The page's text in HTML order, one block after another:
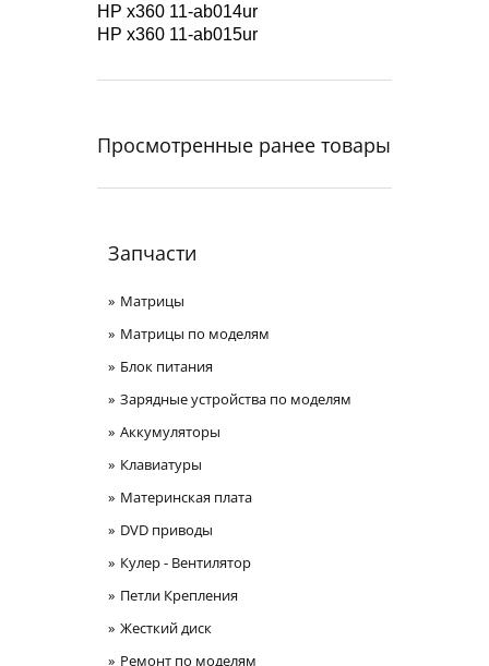
HP x360 11-ab014ur
HP x360 11-ab015ur
Просмотренные ранее товары
Запчасти
Матрицы
Матрицы по моделям
Блок питания
Зарядные устройства по моделям
Аккумуляторы
Клавиатуры
Материнская плата
DVD приводы
Кулер - Вентилятор
Петли Крепления
Жесткий диск
Ремонт по моделям